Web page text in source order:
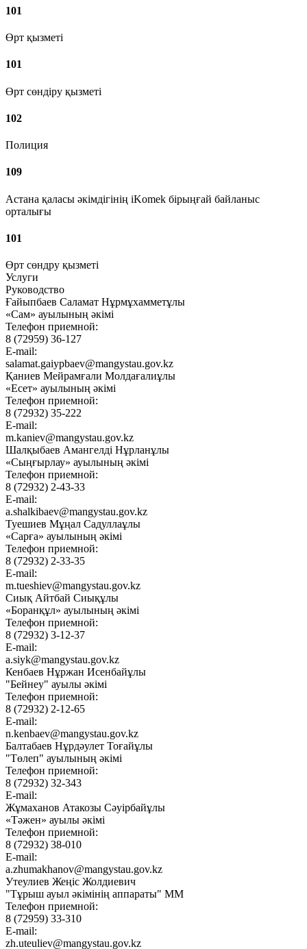
101
Өрт қызметі
101
Өрт сөндіру қызметі
102
Полиция
109
Астана қаласы әкімдігінің iKomek бірыңғай байланыс
орталығы
101
Өрт сөндру қызметі
Услуги
Руководство
Ғайыпбаев Саламат Нұрмұхамметұлы
«Сам» ауылының әкімі
Телефон приемной:
8 (72959) 36-127
E-mail:
salamat.gaiypbaev@mangystau.gov.kz
Қаниев Мейрамғали Молдағалиұлы
«Есет» ауылының әкімі
Телефон приемной:
8 (72932) 35-222
E-mail:
m.kaniev@mangystau.gov.kz
Шалқыбаев Амангелді Нұрланұлы
«Сыңғырлау» ауылының әкімі
Телефон приемной:
8 (72932) 2-43-33
E-mail:
a.shalkibaev@mangystau.gov.kz
Туешиев Мұңал Садуллаұлы
«Сарға» ауылының әкімі
Телефон приемной:
8 (72932) 2-33-35
E-mail:
m.tueshiev@mangystau.gov.kz
Сиық Айтбай Сиықұлы
«Боранқұл» ауылының әкімі
Телефон приемной:
8 (72932) 3-12-37
E-mail:
a.siyk@mangystau.gov.kz
Кенбаев Нұржан Исенбайұлы
"Бейнеу" ауылы әкімі
Телефон приемной:
8 (72932) 2-12-65
E-mail:
n.kenbaev@mangystau.gov.kz
Балтабаев Нұрдәулет Тоғайұлы
"Төлеп" ауылының әкімі
Телефон приемной:
8 (72932) 32-343
E-mail:
Жұмаханов Атакозы Сәуірбайұлы
«Тәжен» ауылы әкімі
Телефон приемной:
8 (72932) 38-010
E-mail:
a.zhumakhanov@mangystau.gov.kz
Утеулиев Жеңіс Жолдиевич
"Тұрыш ауыл әкімінің аппараты" ММ
Телефон приемной:
8 (72959) 33-310
E-mail:
zh.uteuliev@mangystau.gov.kz